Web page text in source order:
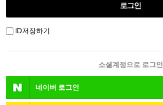
ID저장하기
소셜계정으로 로그인
네이버 로그인